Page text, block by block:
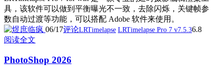
具，该软件可以做到平衡曝光不一致，去除闪烁，关键帧参
数自动过渡等功能，可以搭配 Adobe 软件来使用。
06/17评论LRTimelapse LRTimelapse Pro 7 v7.5.36.8
阅读全文
PhotoShop 2026